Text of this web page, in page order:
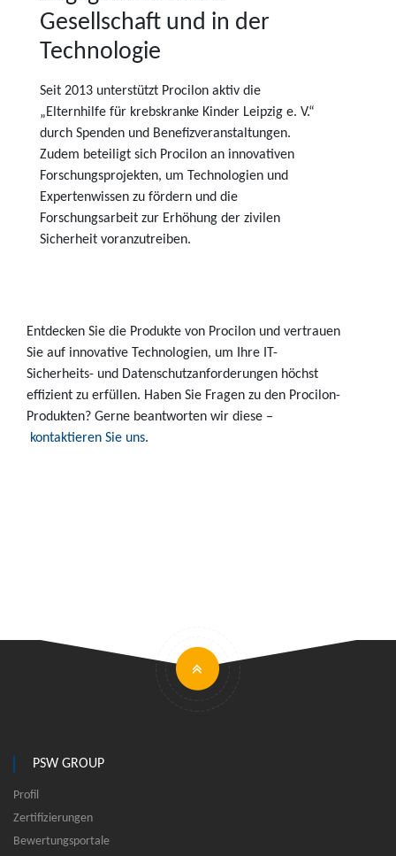
Gesellschaft und in der
Technologie
Seit 2013 unterstützt Procilon aktiv die
„Elternhilfe für krebskranke Kinder Leipzig e. V.“
durch Spenden und Benefizveranstaltungen.
Zudem beteiligt sich Procilon an innovativen
Forschungsprojekten, um Technologien und
Expertenwissen zu fördern und die
Forschungsarbeit zur Erhöhung der zivilen
Sicherheit voranzutreiben.
Entdecken Sie die Produkte von Procilon und vertrauen
Sie auf innovative Technologien, um Ihre IT-
Sicherheits- und Datenschutzanforderungen höchst
effizient zu erfüllen. Haben Sie Fragen zu den Procilon-
Produkten? Gerne beantworten wir diese –
kontaktieren Sie uns.
PSW GROUP
Profil
Zertifizierungen
Bewertungsportale